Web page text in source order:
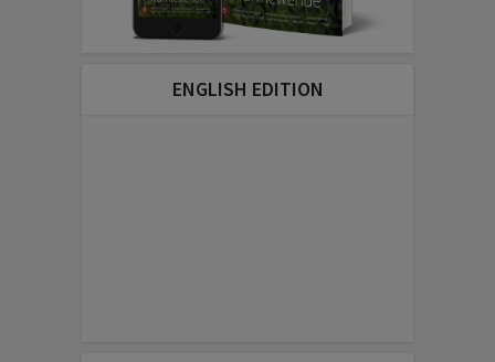
ENGLISH EDITION